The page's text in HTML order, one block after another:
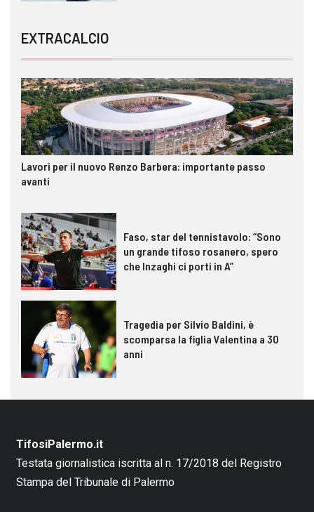
EXTRACALCIO
Lavori per il nuovo Renzo Barbera: importante passo
avanti
Faso, star del tennistavolo: “Sono
un grande tifoso rosanero, spero
che Inzaghi ci porti in A”
Tragedia per Silvio Baldini, è
scomparsa la figlia Valentina a 30
anni
TifosiPalermo.it
Testata giornalistica iscritta al n. 17/2018 del Registro
Stampa del Tribunale di Palermo